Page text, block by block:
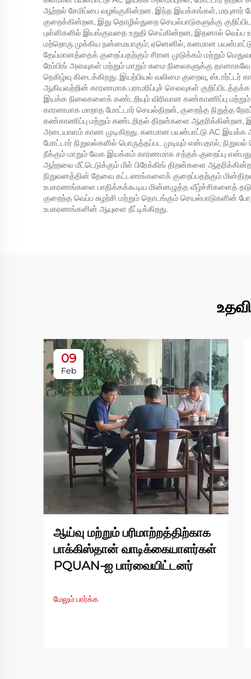
ஆற்றல் சேமிப்பை வழங்குகின்றன. இந்த இயக்கங்கள், மரபுசார்
குறைக்கின்றன, இது தொழில்துறை செயல்பாடுகளுக்கு
புள்ளிகளில் இயங்குவதை உறுதி செய்கின்றன, இதனால் வெப்ப
மற்றொரு முக்கிய நன்மையாகும்; ஏனெனில், கனமான
தேய்மானத்தைக் குறைப்பதற்கும் சீரான முடுக்கம் மற்றும்
ரேம்பிங் அளவுகள் மற்றும் மாறும் சுமை நிலைகளுக்கு
நெகிழ்வு கிடைக்கிறது. இயற்பியல் வலிமை குறைவு,
ஆகியவற்றின் காரணமாக பராமரிப்புச் செலவுகள்
இயக்க நிலைகளைக் கண்டறியும் விரிவான கண்காணிப்பு மற்றும்
காரணமாக மாறாத மோட்டார் செயல்திறன், குறைந்த நிறுத்த
கண்காணிப்பு மற்றும் கண்டறிதல் திறன்களை ஆதரிக்கின்றன,
அடையாளம் காண முடிகிறது. கனமான பயன்பாட்டு AC இயக்க
மோட்டார் நிறுவல்களில் பொருத்தப்பட முடியும் என்பதால்,
நீக்கும் மாறும் வேக இயக்கம் காரணமாக சத்தக் குறைப்பு
ஆற்றலை மீட்டெடுக்கும் மீள் பிரேக்கிங் திறன்களை
நிறுவனத்தின் தேவை கட்டணங்களைக் குறைப்பதற்கும்
உபகரணங்களை பாதிக்கக்கூடிய மின்னழுத்த வீழ்ச்சிகளைத்
குறைந்த வெப்ப சுழற்சி மற்றும் தொடங்கும் செயல்பாடுகளின்
உபகரணங்களின் ஆயுளை நீட்டிக்கிறது.
09
Feb
ஆய்வு மற்றும் பரிமாற்றத்திற்காக
பாக்கிஸ்தான் வாடிக்கையாளர்கள்
PQUAN-ஐ பார்வையிட்டனர்
மேலும் பார்க்க